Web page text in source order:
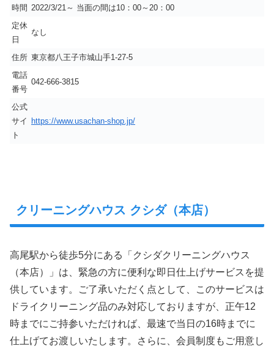
時間 2022/3/21～ 当面の間は10：00～20：00
定休
日
なし
住所 東京都八王子市城山手1-27-5
電話
番号
042-666-3815
公式
サイ
ト
https://www.usachan-shop.jp/
クリーニングハウス クシダ（本店）
高尾駅から徒歩5分にある「クシダクリーニングハウス
（本店）」は、緊急の方に便利な即日仕上げサービスを提
供しています。ご了承いただく点として、このサービスは
ドライクリーニング品のみ対応しておりますが、正午12
時までにご持参いただければ、最速で当日の16時までに
仕上げてお渡しいたします。さらに、会員制度もご用意し